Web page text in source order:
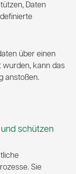
Daten
über einen
wurden, kann das
anstoßen.
schützen
Sie